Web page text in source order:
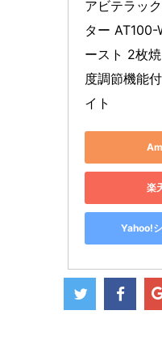
アビテラッ
ター AT100-
ースト 2枚
度調節機能
イト
楽
Yahoo!